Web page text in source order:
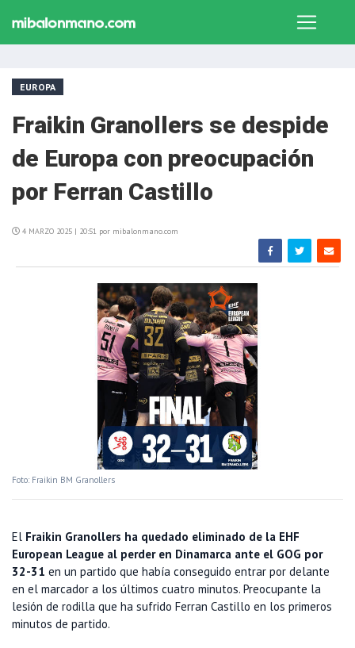
EUROPA
Fraikin Granollers se despide
de Europa con preocupación
por Ferran Castillo
4 MARZO 2025 | 20:51 por mibalonmano.com
Foto: Fraikin BM Granollers
El Fraikin Granollers ha quedado eliminado de la EHF
European League al perder en Dinamarca ante el GOG por
32-31 en un partido que había conseguido entrar por delante
en el marcador a los últimos cuatro minutos. Preocupante la
lesión de rodilla que ha sufrido Ferran Castillo en los primeros
minutos de partido.